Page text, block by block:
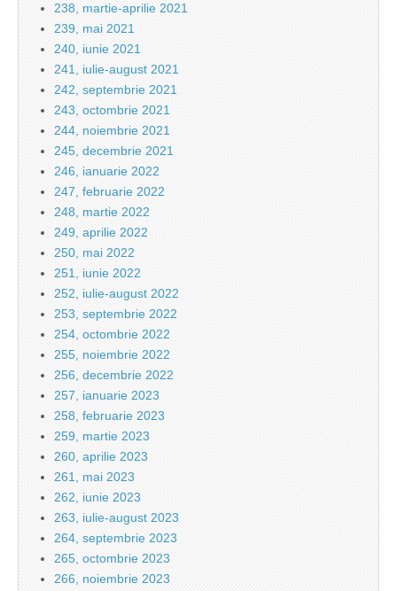
238, martie-aprilie 2021
239, mai 2021
240, iunie 2021
241, iulie-august 2021
242, septembrie 2021
243, octombrie 2021
244, noiembrie 2021
245, decembrie 2021
246, ianuarie 2022
247, februarie 2022
248, martie 2022
249, aprilie 2022
250, mai 2022
251, iunie 2022
252, iulie-august 2022
253, septembrie 2022
254, octombrie 2022
255, noiembrie 2022
256, decembrie 2022
257, ianuarie 2023
258, februarie 2023
259, martie 2023
260, aprilie 2023
261, mai 2023
262, iunie 2023
263, iulie-august 2023
264, septembrie 2023
265, octombrie 2023
266, noiembrie 2023